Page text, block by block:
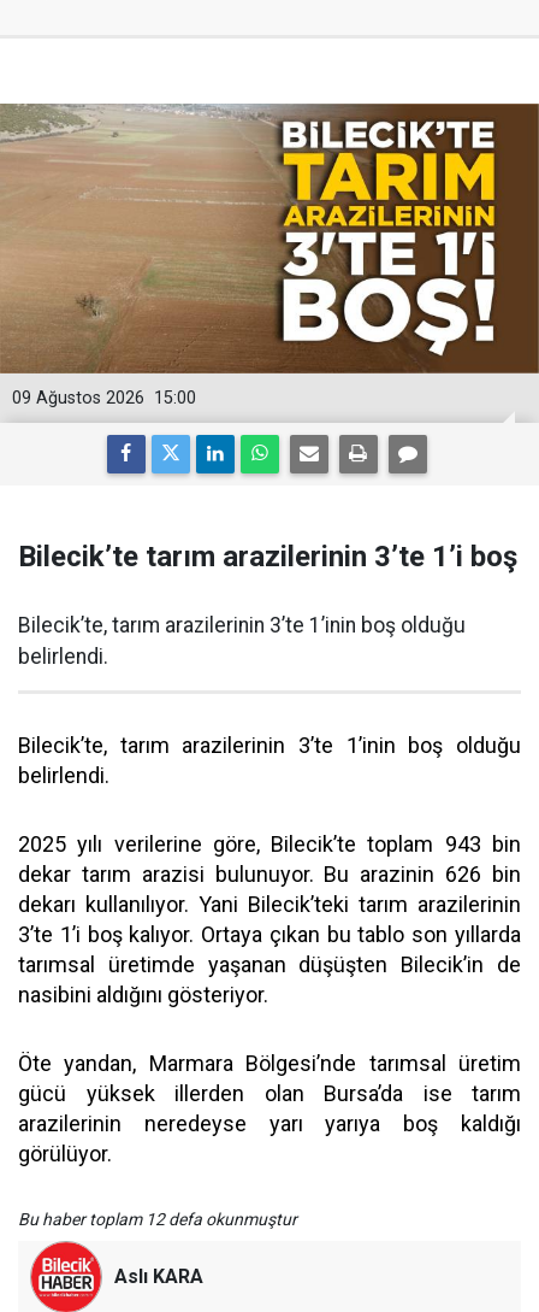
15:00
09 Ağustos 2026
Bilecik’te tarım arazilerinin 3’te 1’i boş
Bilecik’te, tarım arazilerinin 3’te 1’inin boş olduğu
belirlendi.
Bilecik’te, tarım arazilerinin 3’te 1’inin boş olduğu
belirlendi.
2025 yılı verilerine göre, Bilecik’te toplam 943 bin
dekar tarım arazisi bulunuyor. Bu arazinin 626 bin
dekarı kullanılıyor. Yani Bilecik’teki tarım arazilerinin
3’te 1’i boş kalıyor. Ortaya çıkan bu tablo son yıllarda
tarımsal üretimde yaşanan düşüşten Bilecik’in de
nasibini aldığını gösteriyor.
Öte yandan, Marmara Bölgesi’nde tarımsal üretim
gücü yüksek illerden olan Bursa’da ise tarım
arazilerinin neredeyse yarı yarıya boş kaldığı
görülüyor.
Bu haber toplam 12 defa okunmuştur
Aslı KARA